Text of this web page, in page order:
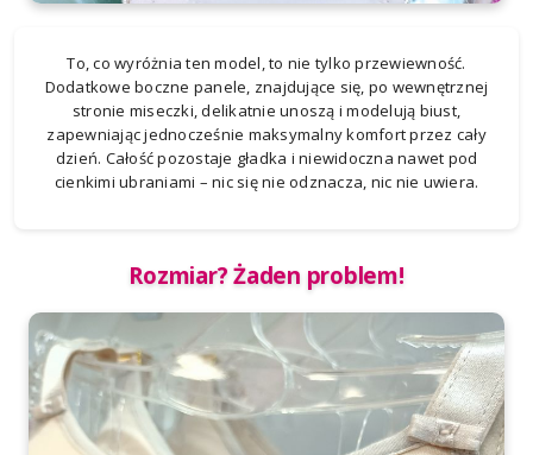
To, co wyróżnia ten model, to nie tylko przewiewność.
Dodatkowe boczne panele, znajdujące się, po wewnętrznej
stronie miseczki, delikatnie unoszą i modelują biust,
zapewniając jednocześnie maksymalny komfort przez cały
dzień. Całość pozostaje gładka i niewidoczna nawet pod
cienkimi ubraniami – nic się nie odznacza, nic nie uwiera.
Rozmiar? Żaden problem!